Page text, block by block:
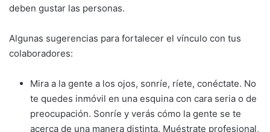
deben gustar las personas.
Algunas sugerencias para fortalecer el vínculo con tus
colaboradores:
Mira a la gente a los ojos, sonríe, ríete, conéctate. No
te quedes inmóvil en una esquina con cara seria o de
preocupación. Sonríe y verás cómo la gente se te
acerca de una manera distinta. Muéstrate profesional,